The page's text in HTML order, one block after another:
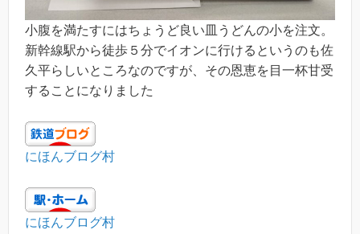
小腹を満たすにはちょうど良い皿うどんの小を注文。
新幹線駅から徒歩５分でイオンに行けるというのも佐
久平らしいところなのですが、その恩恵を目一杯甘受
することになりました
にほんブログ村
にほんブログ村